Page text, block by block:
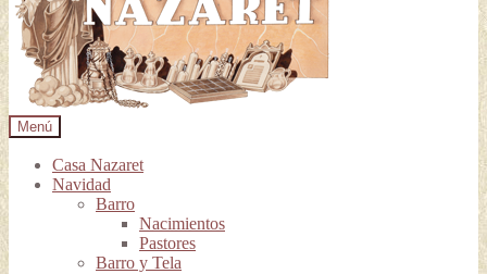
Menú
Casa Nazaret
Navidad
Barro
Nacimientos
Pastores
Barro y Tela